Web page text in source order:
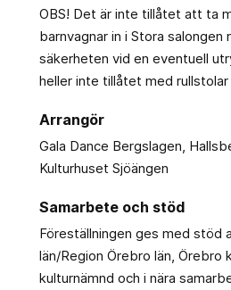
OBS! Det är inte tillåtet att ta
barnvagnar in i Stora salongen
säkerheten vid en eventuell
heller inte tillåtet med rullstolar
Arrangör
Gala Dance Bergslagen,
Kulturhuset Sjöängen
Samarbete och stöd
Föreställningen ges med stöd
län/Region Örebro län, Örebro
kulturnämnd och i nära